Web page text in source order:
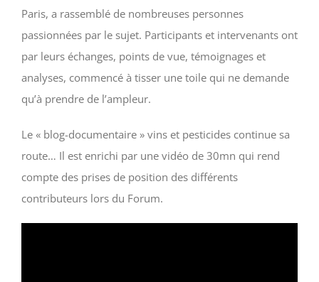
Paris, a rassemblé de nombreuses personnes
passionnées par le sujet. Participants et intervenants ont
par leurs échanges, points de vue, témoignages et
analyses, commencé à tisser une toile qui ne demande
qu’à prendre de l’ampleur.
Le « blog-documentaire » vins et pesticides continue sa
route… Il est enrichi par une vidéo de 30mn qui rend
compte des prises de position des différents
contributeurs lors du Forum.